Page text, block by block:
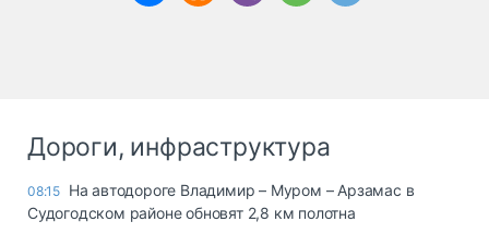
Дороги, инфраструктура
08:15 На автодороге Владимир – Муром – Арзамас в
Судогодском районе обновят 2,8 км полотна